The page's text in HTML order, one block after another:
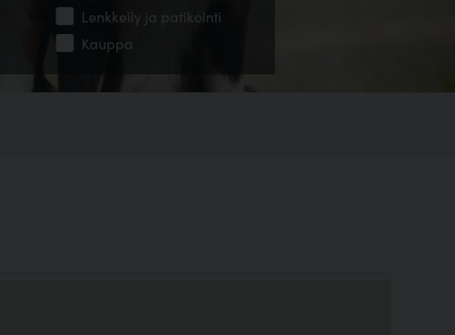
Lenkkeily ja patikointi
Kauppa